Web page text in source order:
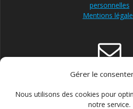
Gérer le
Nous utilisons des cookies pour
notre service.
personnelles
Mentions
contact@reparateur-velo-